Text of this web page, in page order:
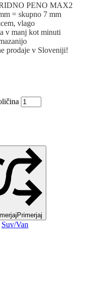
PENO MAX2
= skupno 7 mm
vlago
v manj kot minuti
prodaje v Sloveniji!
Primerjaj
Suv/Van